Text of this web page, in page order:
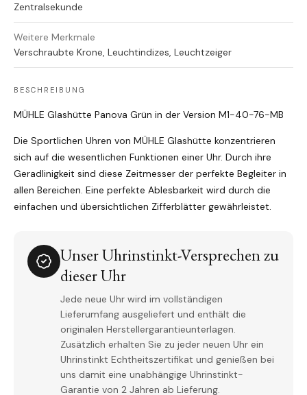
Zentralsekunde
Weitere Merkmale
Verschraubte Krone, Leuchtindizes, Leuchtzeiger
BESCHREIBUNG
MÜHLE Glashütte Panova Grün in der Version M1-40-76-MB
Die Sportlichen Uhren von MÜHLE Glashütte konzentrieren
sich auf die wesentlichen Funktionen einer Uhr. Durch ihre
Geradlinigkeit sind diese Zeitmesser der perfekte Begleiter in
allen Bereichen. Eine perfekte Ablesbarkeit wird durch die
einfachen und übersichtlichen Zifferblätter gewährleistet.
Unser Uhrinstinkt-Versprechen zu
dieser Uhr
Jede neue Uhr wird im vollständigen
Lieferumfang ausgeliefert und enthält die
originalen Herstellergarantieunterlagen.
Zusätzlich erhalten Sie zu jeder neuen Uhr ein
Uhrinstinkt Echtheitszertifikat und genießen bei
uns damit eine unabhängige Uhrinstinkt-
Garantie von 2 Jahren ab Lieferung.